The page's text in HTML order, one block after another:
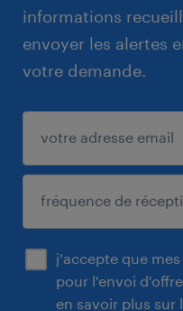
informations
envoyer les alertes
votre demande.
j'accepte que
pour l'envoi
en savoir plus sur